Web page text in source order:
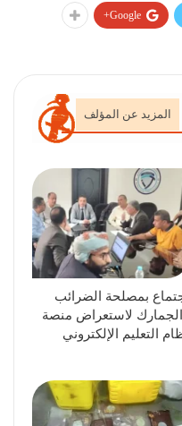
Google+
المزيد عن المؤلف
بمصلحة الضرائب
لاستعراض منصة
التعليم الإلكتروني